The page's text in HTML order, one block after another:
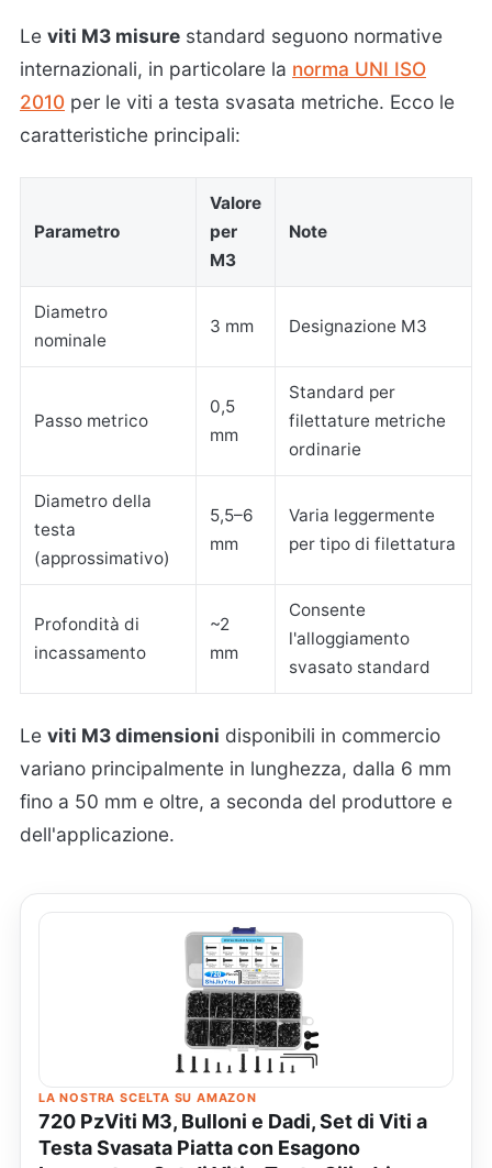
Le viti M3 misure standard seguono normative
internazionali, in particolare la norma UNI ISO
2010 per le viti a testa svasata metriche. Ecco le
caratteristiche principali:
Parametro
Valore
per
M3
Note
Diametro
nominale
3 mm Designazione M3
Passo metrico
0,5
mm
Standard per
filettature metriche
ordinarie
Diametro della
testa
(approssimativo)
5,5–6
mm
Varia leggermente
per tipo di filettatura
Profondità di
incassamento
~2
mm
Consente
l'alloggiamento
svasato standard
Le viti M3 dimensioni disponibili in commercio
variano principalmente in lunghezza, dalla 6 mm
fino a 50 mm e oltre, a seconda del produttore e
dell'applicazione.
LA NOSTRA SCELTA SU AMAZON
720 PzViti M3, Bulloni e Dadi, Set di Viti a
Testa Svasata Piatta con Esagono